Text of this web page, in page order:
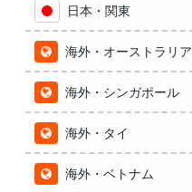
日本・関東
海外・オーストラリア
海外・シンガポール
海外・タイ
海外・ベトナム